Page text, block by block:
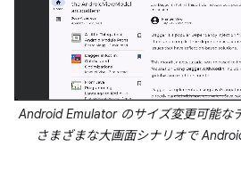
Android Emulator のサイズ変更可能な
さまざまな大画面シナリオで